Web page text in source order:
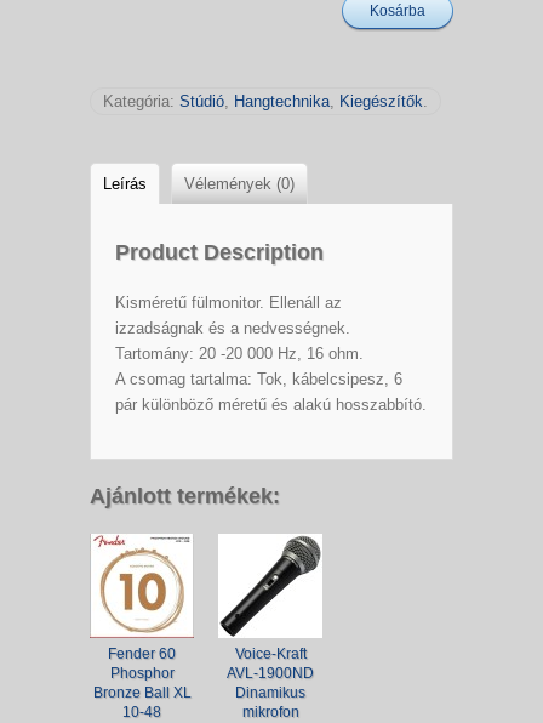
Kosárba
Kategória: Stúdió Hangtechnika Kiegészítők
Leírás Vélemények (0)
Product Description
Kisméretű fülmonitor. Ellenáll az
izzadságnak és a nedvességnek.
Tartomány: 20 -20 000 Hz, 16 ohm.
A csomag tartalma: Tok, kábelcsipesz, 6
pár különböző méretű és alakú hosszabbító.
Ajánlott termékek:
Fender 60
Phosphor
Bronze Ball XL
10-48
Voice-Kraft
AVL-1900ND
Dinamikus
mikrofon